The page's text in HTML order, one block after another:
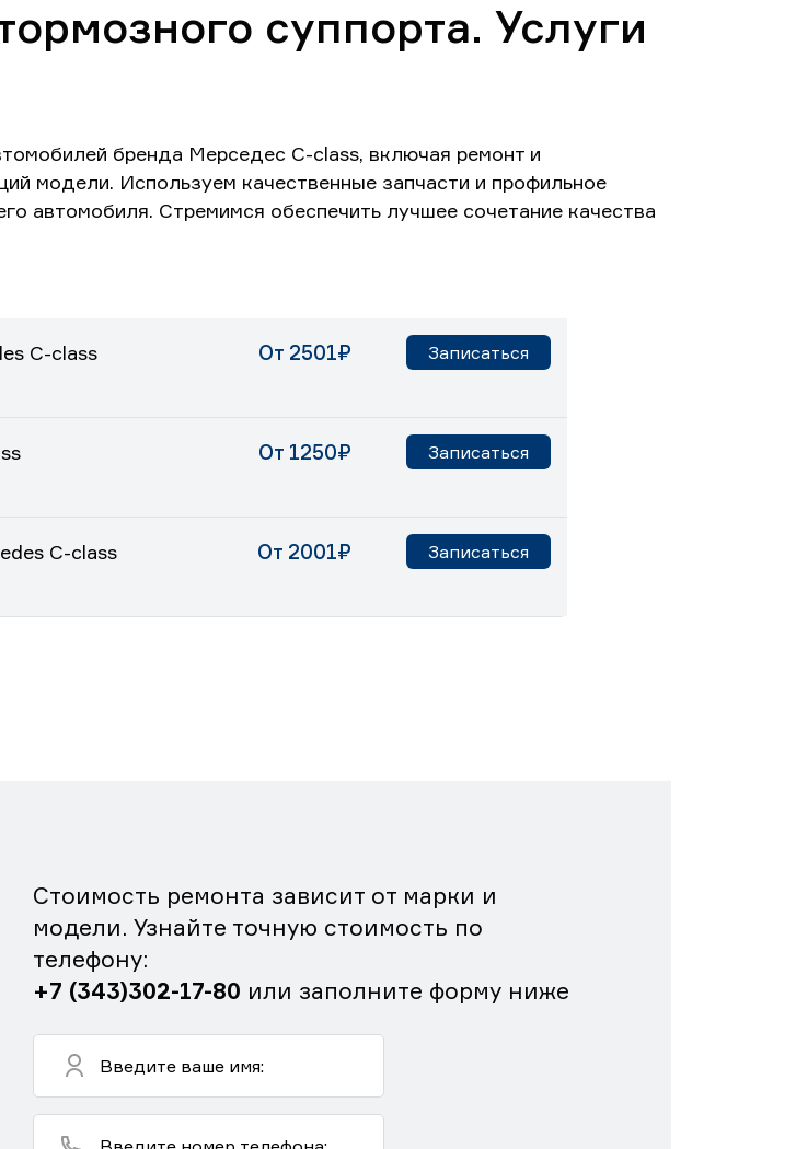
суппорта. Услуги
бренда Мерседес C-class, включая ремонт и
модели. Используем качественные запчасти и профильное
автомобиля. Стремимся обеспечить лучшее сочетание качества
C-class От 2501₽ Записаться
От 1250₽ Записаться
C-class От 2001₽ Записаться
Стоимость ремонта зависит от марки и
модели. Узнайте точную стоимость по
телефону:
+7 (343)302-17-80 или заполните форму ниже